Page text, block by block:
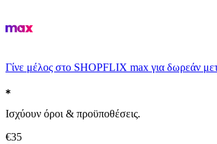
Γίνε μέλος στο SHOPFLIX max για δωρεάν
Ισχύουν όροι & προϋποθέσεις.
€35